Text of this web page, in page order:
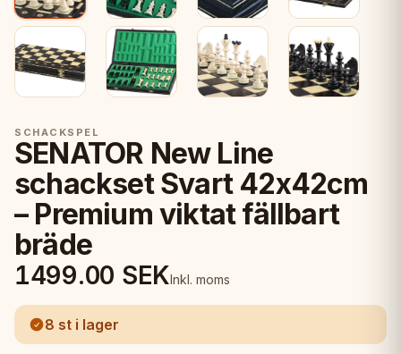
SCHACKSPEL
SENATOR New Line
schackset Svart 42x42cm
– Premium viktat fällbart
bräde
1499.00 SEKInkl. moms
8 st i lager